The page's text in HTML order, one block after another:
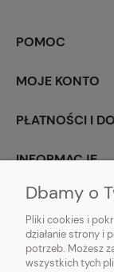
POMOC
MOJE KONTO
PŁATNOŚCI I
INFORMACJE
O NAS
Dbamy o
Pliki cookies i
działanie strony i
potrzeb. Możesz
wszystkich tych